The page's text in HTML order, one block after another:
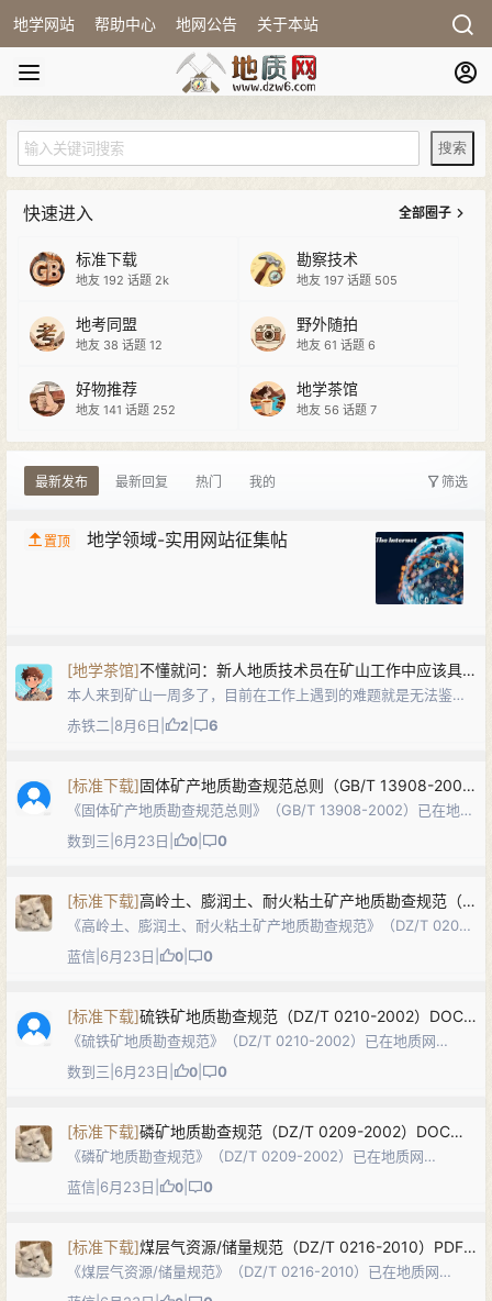
地学网站 帮助中心 地网公告 关于本站
快速进入 全部圈子
标准下载
地友 192 话题 2k
勘察技术
地友 197 话题 505
地考同盟
地友 38 话题 12
野外随拍
地友 61 话题 6
好物推荐
地友 141 话题 252
地学茶馆
地友 56 话题 7
最新发布 最新回复 热门 我的 筛选
置顶 地学领域-实用网站征集帖
[地学茶馆] 不懂就问：新人地质技术员在矿山工作中应该具体学习哪些知识？工作内容一般是啥？请求大佬解答
本人来到矿山一周多了，目前在工作上遇到的难题就是无法鉴别
出顶板岩石到底是啥岩石，无法将大学中学到的知识与实际工作
联系起来😭
赤铁二 8月6日 2 6
[标准下载] 固体矿产地质勘查规范总则（GB/T 13908-2002）PDF下载
《固体矿产地质勘查规范总则》（GB/T 13908-2002）已在地质
网（dzw6.com）发布。本国家标准是固体矿产地质勘查及储量
估算的通用基础标准，规定了固体矿产地质勘查的目的任务、勘
数到三 6月23日 0 0
[标准下载] 高岭土、膨润土、耐火粘土矿产地质勘查规范（DZ/T 0206-2002）DOC下载
《高岭土、膨润土、耐火粘土矿产地质勘查规范》（DZ/T 0206-
2002）已在地质网（dzw6.com）发布。本标准规定了高岭土、
膨润土、耐火粘土矿产地质勘查工作的勘查研究程度和控制程
蓝信 6月23日 0 0
[标准下载] 硫铁矿地质勘查规范（DZ/T 0210-2002）DOC下载
《硫铁矿地质勘查规范》（DZ/T 0210-2002）已在地质网
（dzw6.com）发布。本标准规定了硫铁矿（黄铁矿、白铁矿、
磁黄铁矿的统称）地质勘查工作的目的任务、勘查研究程度、勘
数到三 6月23日 0 0
[标准下载] 磷矿地质勘查规范（DZ/T 0209-2002）DOC下载
《磷矿地质勘查规范》（DZ/T 0209-2002）已在地质网
（dzw6.com）发布。本标准规定了磷矿（磷块岩、磷灰岩、磷
灰石）地质勘查工作的目的任务、勘查研究程度、勘查控制程
蓝信 6月23日 0 0
[标准下载] 煤层气资源/储量规范（DZ/T 0216-2010）PDF下载
《煤层气资源/储量规范》（DZ/T 0216-2010）已在地质网
（dzw6.com）发布。本标准代替DZ/T 0216-2002，规定了我